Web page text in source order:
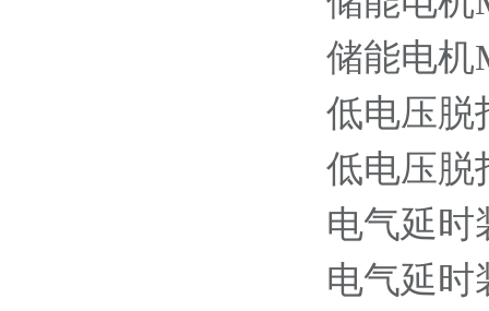
储能电机
低电压脱
低电压脱
电气延时
电气延时